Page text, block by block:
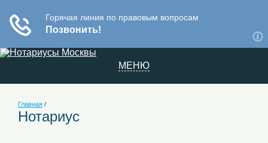
МЕНЮ
Главная /
Нотариус